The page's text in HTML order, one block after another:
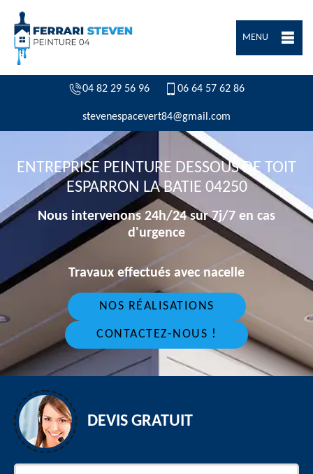
MENU
04 82 29 56 96 06 64 57 62 86
stevenespacevert84@gmail.com
ENTREPRISE PEINTURE DESSOUS DE TOIT
ESPARRON LA BATIE 04250
Nous intervenons 24h/24 sur 7j/7 en cas
d'urgence
Travaux effectués avec nacelle
NOS RÉALISATIONS
CONTACTEZ-NOUS !
DEVIS GRATUIT